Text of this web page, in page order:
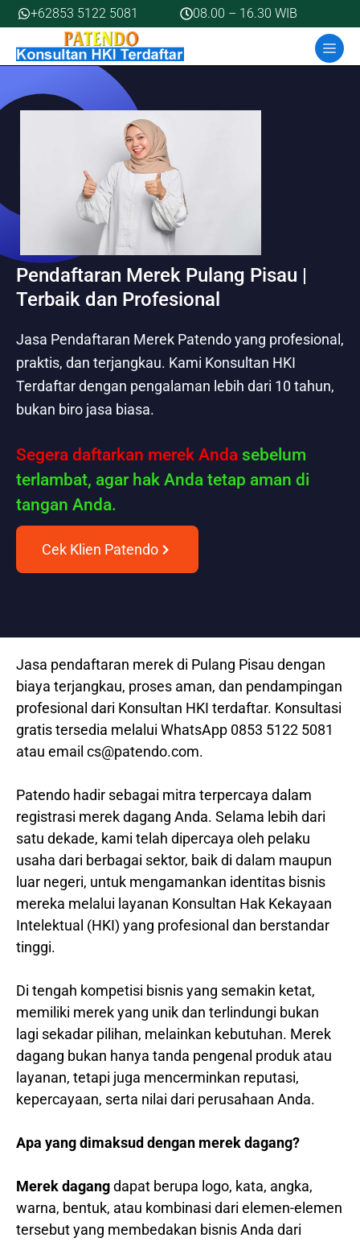
Skip
to
content
+62853 5122 5081 08.00 – 16.30 WIB
Pendaftaran Merek Pulang Pisau |
Terbaik dan Profesional
Jasa Pendaftaran Merek Patendo yang profesional,
praktis, dan terjangkau. Kami Konsultan HKI
Terdaftar dengan pengalaman lebih dari 10 tahun,
bukan biro jasa biasa.
Segera daftarkan merek Anda sebelum
terlambat, agar hak Anda tetap aman di
tangan Anda.
Cek Klien Patendo
Jasa pendaftaran merek di Pulang Pisau dengan
biaya terjangkau, proses aman, dan pendampingan
profesional dari Konsultan HKI terdaftar. Konsultasi
gratis tersedia melalui WhatsApp 0853 5122 5081
atau email cs@patendo.com.
Patendo hadir sebagai mitra terpercaya dalam
registrasi merek dagang Anda. Selama lebih dari
satu dekade, kami telah dipercaya oleh pelaku
usaha dari berbagai sektor, baik di dalam maupun
luar negeri, untuk mengamankan identitas bisnis
mereka melalui layanan Konsultan Hak Kekayaan
Intelektual (HKI) yang profesional dan berstandar
tinggi.
Di tengah kompetisi bisnis yang semakin ketat,
memiliki merek yang unik dan terlindungi bukan
lagi sekadar pilihan, melainkan kebutuhan. Merek
dagang bukan hanya tanda pengenal produk atau
layanan, tetapi juga mencerminkan reputasi,
kepercayaan, serta nilai dari perusahaan Anda.
Apa yang dimaksud dengan merek dagang?
Merek dagangdapat berupa logo, kata, angka,
warna, bentuk, atau kombinasi dari elemen-elemen
tersebut yang membedakan bisnis Anda dari